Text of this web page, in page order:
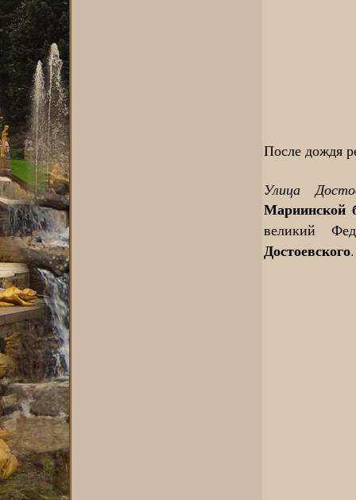
После дождя
Улица
Мариинской
великий
Достоевского.